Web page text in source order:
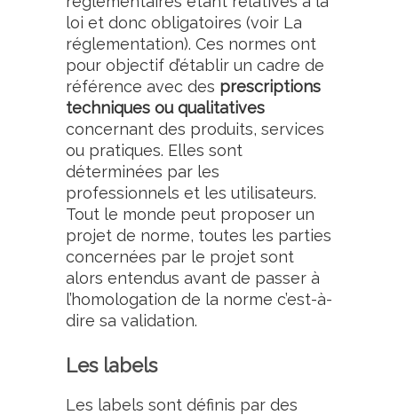
loi et donc obligatoires (voir La
réglementation). Ces normes ont
pour objectif d’établir un cadre de
référence avec des prescriptions
techniques ou qualitatives
concernant des produits, services
ou pratiques. Elles sont
déterminées par les
professionnels et les utilisateurs.
Tout le monde peut proposer un
projet de norme, toutes les parties
concernées par le projet sont
alors entendus avant de passer à
l’homologation de la norme c’est-à-
dire sa validation.
Les labels
Les labels sont définis par des